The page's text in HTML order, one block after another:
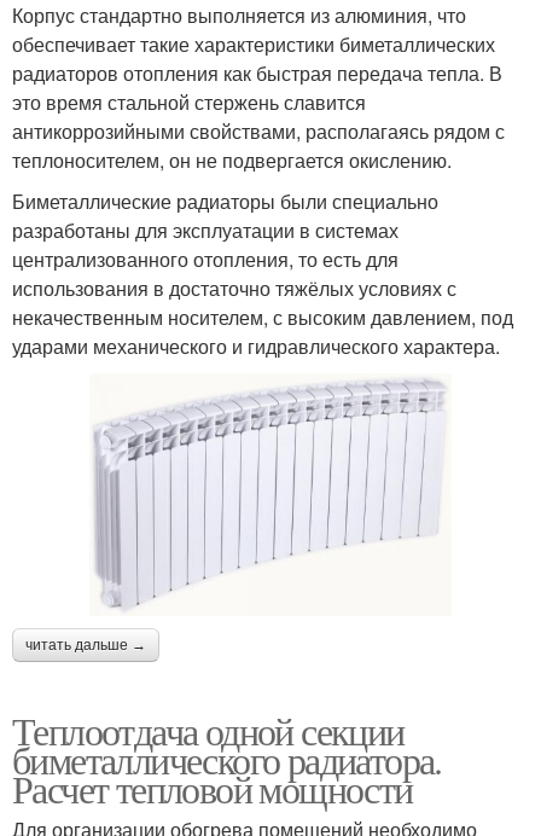
Корпус стандартно выполняется из алюминия, что
обеспечивает такие характеристики биметаллических
радиаторов отопления как быстрая передача тепла. В
это время стальной стержень славится
антикоррозийными свойствами, располагаясь рядом с
теплоносителем, он не подвергается окислению.
Биметаллические радиаторы были специально
разработаны для эксплуатации в системах
централизованного отопления, то есть для
использования в достаточно тяжёлых условиях с
некачественным носителем, с высоким давлением, под
ударами механического и гидравлического характера.
читать дальше →
Теплоотдача одной секции
биметаллического радиатора.
Расчет тепловой мощности
Для организации обогрева помещений необходимо